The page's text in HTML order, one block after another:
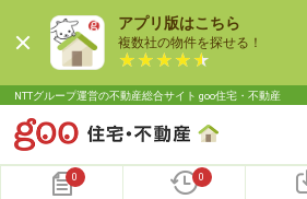
アプリ版はこちら
複数社の物件を探せる！
NTTグループ運営の不動産総合サイト goo住宅・不動産
0 0